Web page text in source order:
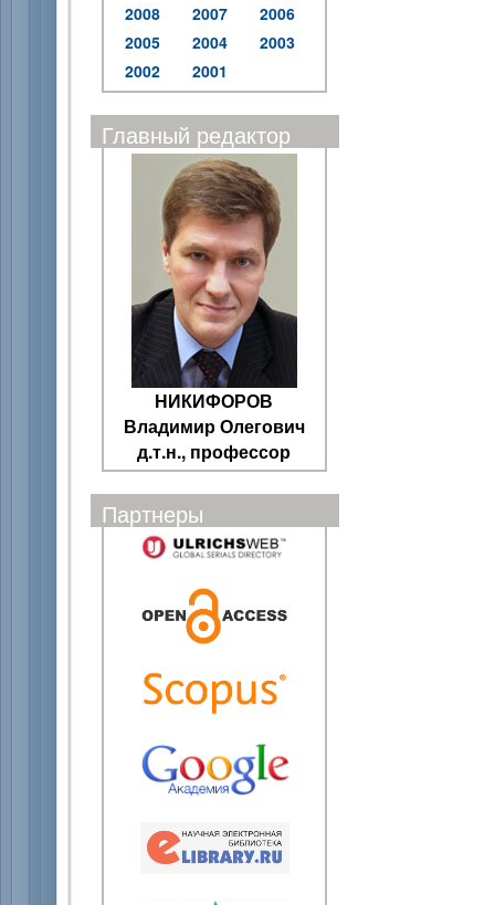
2008
2007
2006
2005
2004
2003
2002
2001
Главный редактор
НИКИФОРОВ
Владимир Олегович
д.т.н., профессор
Партнеры